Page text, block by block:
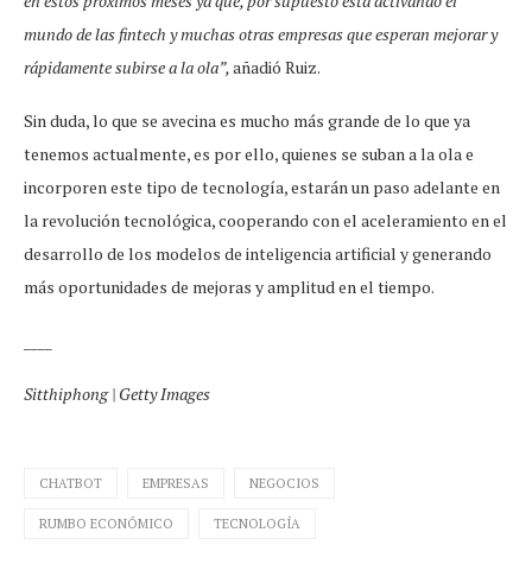
mundo de las fintech y muchas otras empresas que esperan mejorar y
rápidamente subirse a la ola”,añadió Ruiz.
Sin duda, lo que se avecina es mucho más grande de lo que ya
tenemos actualmente, es por ello, quienes se suban a la ola e
incorporen este tipo de tecnología, estarán un paso adelante en
la revolución tecnológica, cooperando con el aceleramiento en el
desarrollo de los modelos de inteligencia artificial y generando
más oportunidades de mejoras y amplitud en el tiempo.
Sitthiphong | Getty Images
CHATBOT EMPRESAS NEGOCIOS
RUMBO ECONÓMICO TECNOLOGÍA